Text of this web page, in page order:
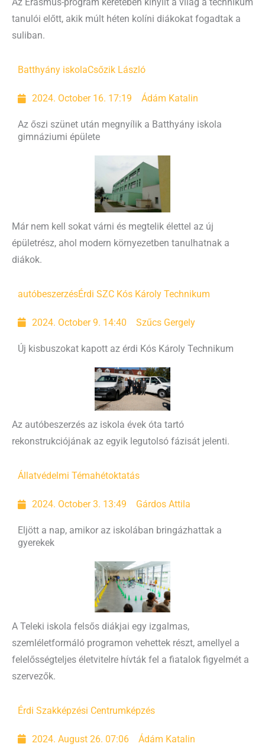
Az Erasmus-program keretében kinyílt a világ a technikum
tanulói előtt, akik múlt héten kolíni diákokat fogadtak a
suliban.
Batthyány iskolaCsőzik László
2024. October 16. 17:19 Ádám Katalin
Az őszi szünet után megnyílik a Batthyány iskola
gimnáziumi épülete
Már nem kell sokat várni és megtelik élettel az új
épületrész, ahol modern környezetben tanulhatnak a
diákok.
autóbeszerzésÉrdi SZC Kós Károly Technikum
2024. October 9. 14:40 Szűcs Gergely
Új kisbuszokat kapott az érdi Kós Károly Technikum
Az autóbeszerzés az iskola évek óta tartó
rekonstrukciójának az egyik legutolsó fázisát jelenti.
Állatvédelmi Témahétoktatás
2024. October 3. 13:49 Gárdos Attila
Eljött a nap, amikor az iskolában bringázhattak a
gyerekek
A Teleki iskola felsős diákjai egy izgalmas,
szemléletformáló programon vehettek részt, amellyel a
felelősségteljes életvitelre hívták fel a fiatalok figyelmét a
szervezők.
Érdi Szakképzési Centrumképzés
2024. August 26. 07:06 Ádám Katalin